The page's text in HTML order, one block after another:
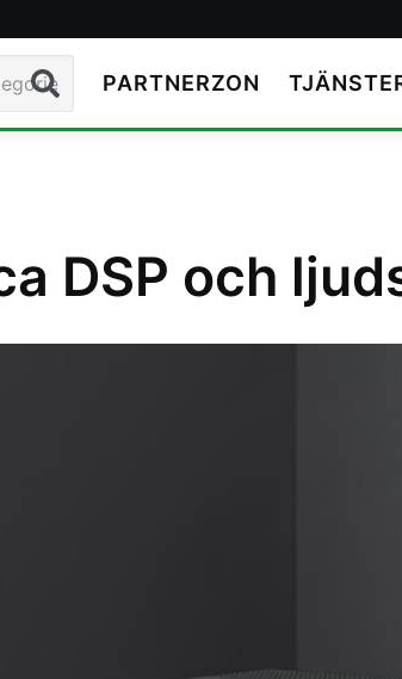
Sök PARTNERZON
DSP och